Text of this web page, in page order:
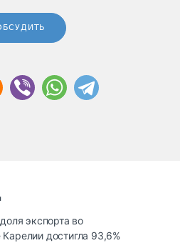
экспорта во
достигла 93,6%